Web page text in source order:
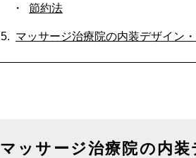
節約法
マッサージ治療院の内装デザイン
マッサージ治療院の内